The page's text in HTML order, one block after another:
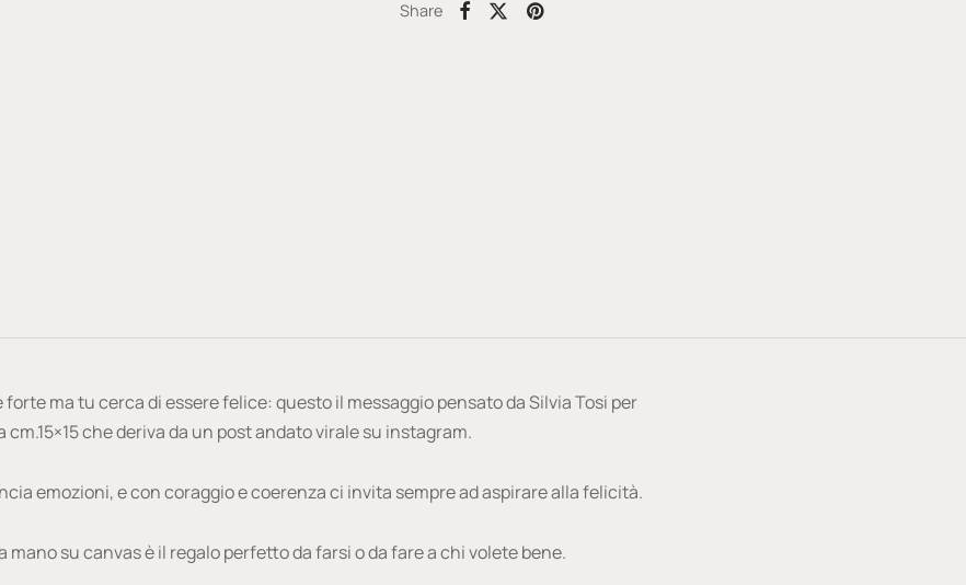
Share
ma tu cerca di essere felice: questo il messaggio pensato da Silvia Tosi per
che deriva da un post andato virale su instagram.
emozioni, e con coraggio e coerenza ci invita sempre ad aspirare alla felicità.
mano su canvas è il regalo perfetto da farsi o da fare a chi volete bene.